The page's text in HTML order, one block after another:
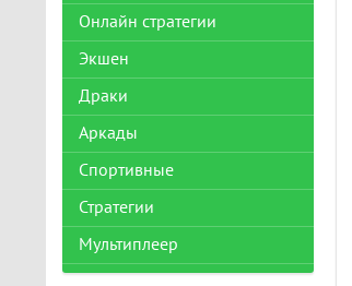
Онлайн стратегии
Экшен
Драки
Аркады
Спортивные
Стратегии
Мультиплеер